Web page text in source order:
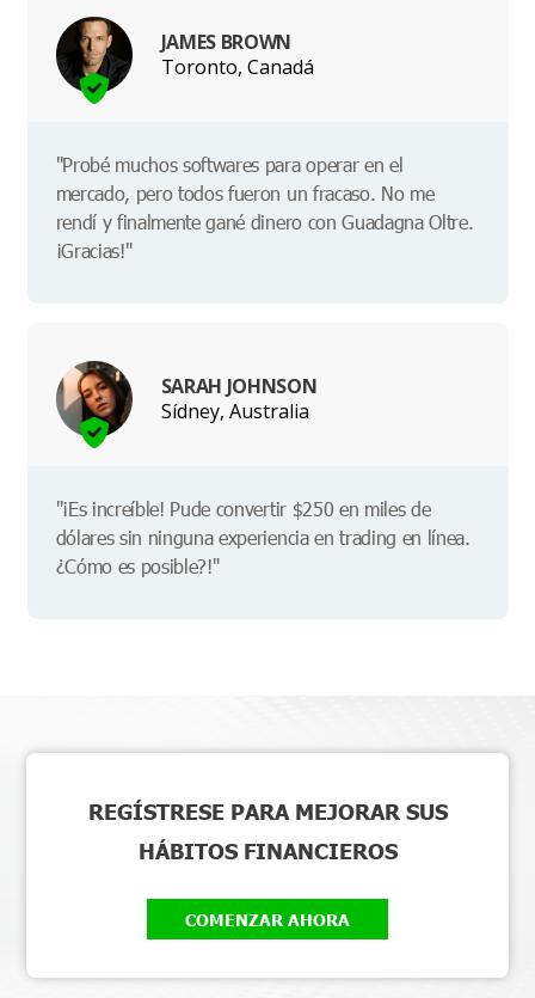
JAMES BROWN
Toronto, Canadá
"Probé muchos softwares para operar en el
mercado, pero todos fueron un fracaso. No me
rendí y finalmente gané dinero con Guadagna Oltre.
¡Gracias!"
SARAH JOHNSON
Sídney, Australia
"¡Es increíble! Pude convertir $250 en miles de
dólares sin ninguna experiencia en trading en línea.
¿Cómo es posible?!"
REGÍSTRESE PARA MEJORAR SUS
HÁBITOS FINANCIEROS
COMENZAR AHORA